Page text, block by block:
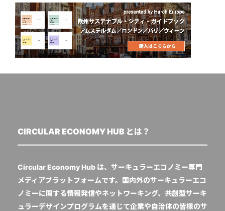
CIRCULAR ECONOMY HUB とは？
Circular Economy Hub は、サーキュラーエコノミー専門
メディアプラットフォームです。国内外のサーキュラーエコ
ノミーに関する情報発信やネットワーキング、共創型サーキ
ュラーデザインプログラムを通じて企業や自治体の皆様のサ